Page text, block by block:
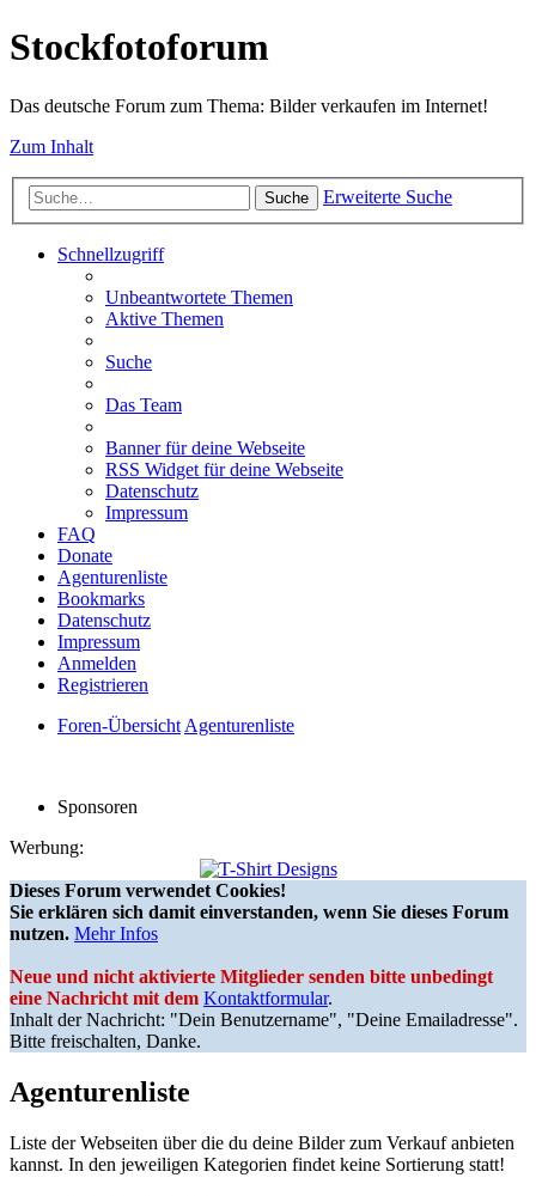
Stockfotoforum
Das deutsche Forum zum Thema: Bilder verkaufen im Internet!
Zum Inhalt
Suche Erweiterte Suche
Schnellzugriff
Unbeantwortete Themen
Aktive Themen
Suche
Das Team
Banner für deine Webseite
RSS Widget für deine Webseite
Datenschutz
Impressum
FAQ
Donate
Agenturenliste
Bookmarks
Datenschutz
Impressum
Anmelden
Registrieren
Foren-ÜbersichtAgenturenliste
Sponsoren
Werbung:
Dieses Forum verwendet Cookies!
Sie erklären sich damit einverstanden, wenn Sie dieses Forum
nutzen. Mehr Infos
Neue und nicht aktivierte Mitglieder senden bitte unbedingt
eine Nachricht mit dem Kontaktformular.
Inhalt der Nachricht: "Dein Benutzername", "Deine Emailadresse".
Bitte freischalten, Danke.
Agenturenliste
Liste der Webseiten über die du deine Bilder zum Verkauf anbieten
kannst. In den jeweiligen Kategorien findet keine Sortierung statt!